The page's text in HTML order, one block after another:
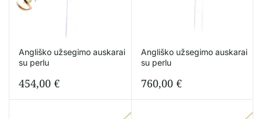
Angliško užsegimo auskarai
su perlu
454,00 €
Angliško užsegimo auskarai
su perlu
760,00 €